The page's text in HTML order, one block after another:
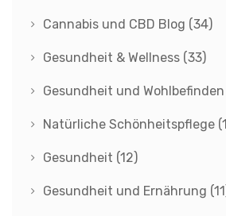
Cannabis und CBD Blog (34)
Gesundheit & Wellness (33)
Gesundheit und Wohlbefinden
Natürliche Schönheitspflege
Gesundheit (12)
Gesundheit und Ernährung